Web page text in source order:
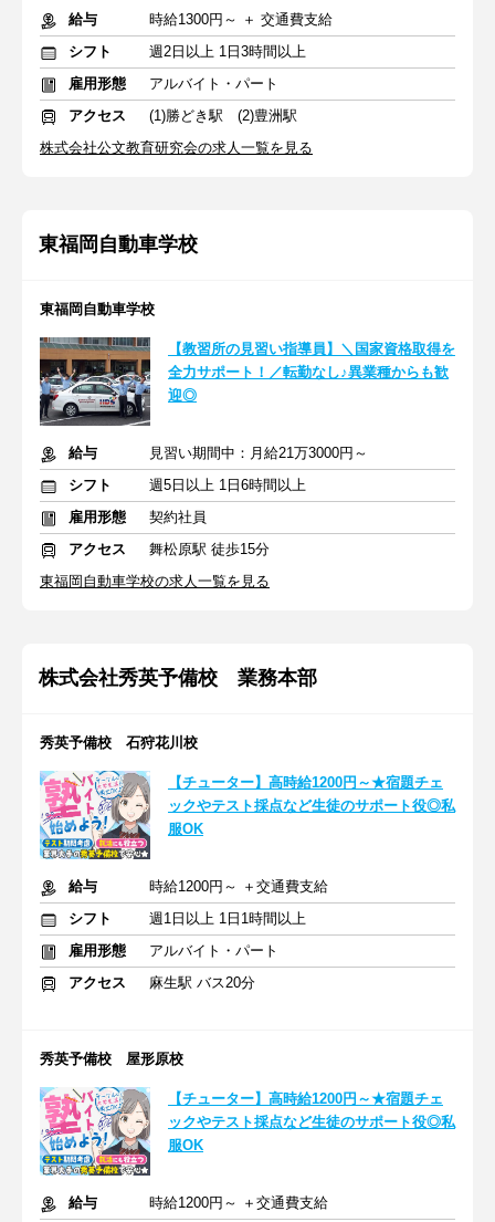
給与
時給1300円～ ＋ 交通費支給
シフト
週2日以上 1日3時間以上
雇用形態
アルバイト・パート
アクセス
(1)勝どき駅 (2)豊洲駅
株式会社公文教育研究会の求人一覧を見る
東福岡自動車学校
東福岡自動車学校
【教習所の見習い指導員】＼国家資格取得を
全力サポート！／転勤なし♪異業種からも歓
迎◎
給与
見習い期間中：月給21万3000円～
シフト
週5日以上 1日6時間以上
雇用形態
契約社員
アクセス
舞松原駅 徒歩15分
東福岡自動車学校の求人一覧を見る
株式会社秀英予備校 業務本部
秀英予備校 石狩花川校
【チューター】高時給1200円～★宿題チェ
ックやテスト採点など生徒のサポート役◎私
服OK
給与
時給1200円～ ＋交通費支給
シフト
週1日以上 1日1時間以上
雇用形態
アルバイト・パート
アクセス
麻生駅 バス20分
秀英予備校 屋形原校
【チューター】高時給1200円～★宿題チェ
ックやテスト採点など生徒のサポート役◎私
服OK
給与
時給1200円～ ＋交通費支給